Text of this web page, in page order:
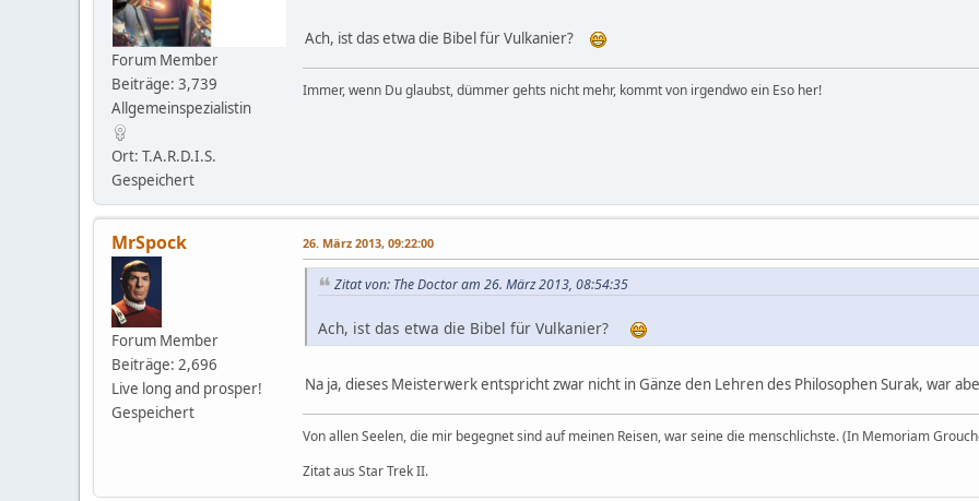
Forum Member
Beiträge: 3,739
Allgemeinspezialistin
Ort: T.A.R.D.I.S.
Gespeichert
Ach, ist das etwa die Bibel für Vulkanier?
Immer, wenn Du glaubst, dümmer gehts nicht mehr, kommt von irgendwo ein Eso her!
MrSpock
Forum Member
Beiträge: 2,696
Live long and prosper!
Gespeichert
26. März 2013, 09:22:00
Zitat von: The Doctor am 26. März 2013, 08:54:35
Ach, ist das etwa die Bibel für Vulkanier?
Na ja, dieses Meisterwerk entspricht zwar nicht in Gänze den Lehren des Philosophen Surak, war
Von allen Seelen, die mir begegnet sind auf meinen Reisen, war seine die menschlichste. (In Memoriam
Zitat aus Star Trek II.